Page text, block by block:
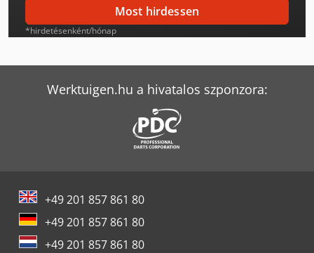
Nissan L 35
Nissan Nv 200
Renault Magnum 500
Vw Caddy
Most hirdessen
*hirdetésenként/hónap
Werktuigen.hu a hivatalos szponzora:
+49 201 857 861 80
+49 201 857 861 80
+49 201 857 861 80